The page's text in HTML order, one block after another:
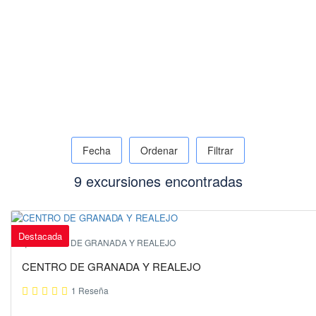
Fecha Ordenar Filtrar
9 excursiones encontradas
Destacada
CENTRO DE GRANADA Y REALEJO
CENTRO DE GRANADA Y REALEJO
1 Reseña